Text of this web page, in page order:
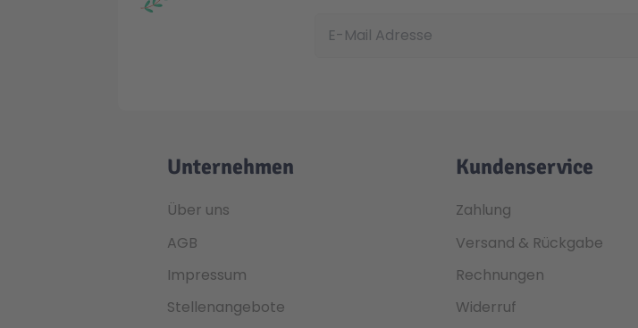
Unternehmen
Über uns
AGB
Impressum
Stellenangebote
Kundenservice
Zahlung
Versand & Rückgabe
Rechnungen
Widerruf